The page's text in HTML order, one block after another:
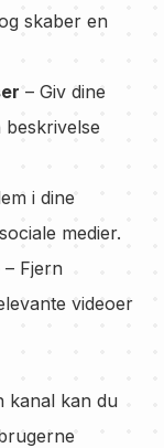
skaber en
– Giv dine
i dine
medier.
– Fjern
videoer
kanal kan du